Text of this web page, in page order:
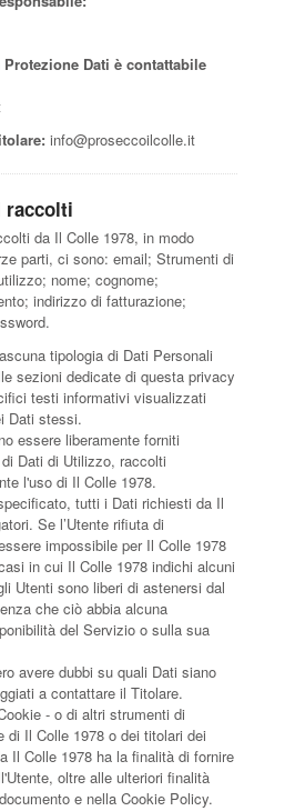
Dati è contattabile
info@proseccoilcolle.it
raccolti
da Il Colle 1978, in modo
parti, ci sono: email; Strumenti di
nome; cognome;
indirizzo di fatturazione;
tipologia di Dati Personali
sezioni dedicate di questa privacy
testi informativi visualizzati
Dati stessi.
essere liberamente forniti
Dati di Utilizzo, raccolti
l'uso di Il Colle 1978.
tutti i Dati richiesti da Il
Se l’Utente rifiuta di
impossibile per Il Colle 1978
in cui Il Colle 1978 indichi alcuni
Utenti sono liberi di astenersi dal
che ciò abbia alcuna
del Servizio o sulla sua
avere dubbi su quali Dati siano
a contattare il Titolare.
- o di altri strumenti di
di Il Colle 1978 o dei titolari dei
Il Colle 1978 ha la finalità di fornire
oltre alle ulteriori finalità
e nella Cookie Policy.